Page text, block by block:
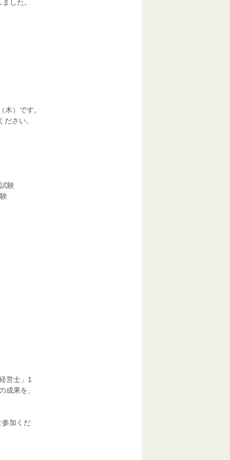
した。
）です。
さい。
験
営士」1
果を、
加くだ